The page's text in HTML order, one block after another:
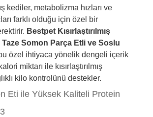
kediler, metabolizma hızları ve
farklı olduğu için özel bir
Bestpet Kısırlaştırılmış
Taze Somon Parça Etli ve Soslu
özel ihtiyaca yönelik dengeli içerik
miktarı ile kısırlaştırılmış
kilo kontrolünü destekler.
Eti ile Yüksek Kaliteli Protein